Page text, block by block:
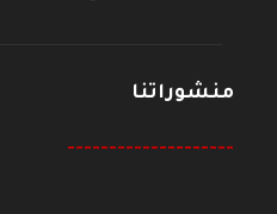
منشوراتنا
--------------------